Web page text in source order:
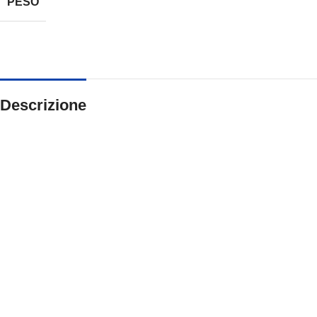
Descrizione